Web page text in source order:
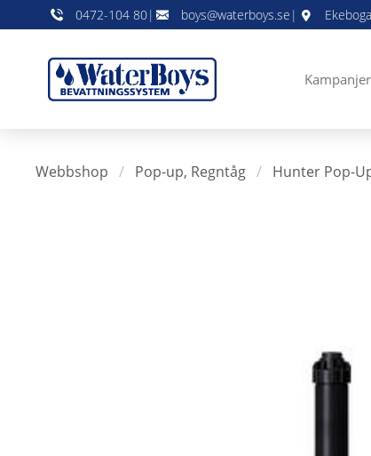
0472-104 80| boys@waterboys.se |
Kampanjer
Webbshop / Pop-up, Regntåg / Hunter Pop-